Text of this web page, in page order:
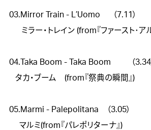
03.Mirror Train - L’Uomo	   （7.11）
04.Taka Boom - Taka Boom	　（3.34）
05.Marmi - Palepolitana    （3.05）
マルミ(from『パレポリターナ』)